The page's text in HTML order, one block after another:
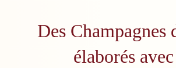
Des Champagnes
élaborés